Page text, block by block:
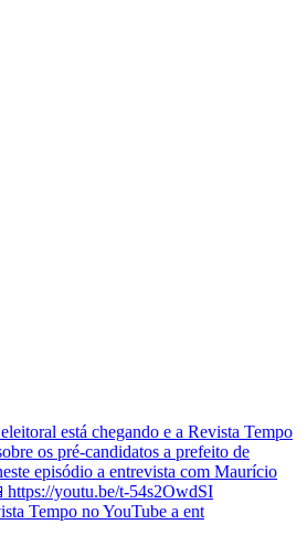
Tempo no YouTube a ent